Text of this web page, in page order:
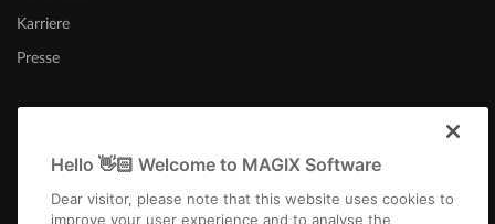
Karriere
Presse
Österreich
Hello 👋🏻 Welcome to MAGIX Software
Dear visitor, please note that this website uses cookies to
improve your user experience and to analyse the